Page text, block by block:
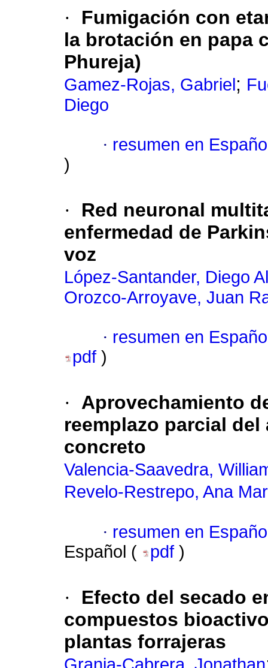
·
Fumigación con
la brotación en papa
Phureja)
Gamez-Rojas, Gabriel ;
Diego
· resumen en
)
·
Red neuronal
enfermedad de
voz
López-Santander, Diego
Orozco-Arroyave, Juan
· resumen en
pdf )
·
Aprovechamiento
reemplazo parcial
concreto
Valencia-Saavedra,
Revelo-Restrepo, Ana
· resumen en
Español (
pdf )
·
Efecto del secado
compuestos
plantas forrajeras